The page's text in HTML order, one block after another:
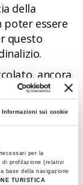
Informazioni sui cookie
per la
profilazione (relativi
base della navigazione
TURISTICA
della
poter essere
questo
ancora
ne decretò il
dalla
dalla